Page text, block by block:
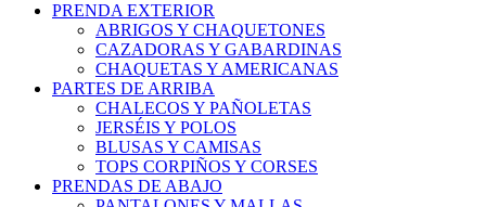
PRENDA EXTERIOR
ABRIGOS Y CHAQUETONES
CAZADORAS Y GABARDINAS
CHAQUETAS Y AMERICANAS
PARTES DE ARRIBA
CHALECOS Y PAÑOLETAS
JERSÉIS Y POLOS
BLUSAS Y CAMISAS
TOPS CORPIÑOS Y CORSES
PRENDAS DE ABAJO